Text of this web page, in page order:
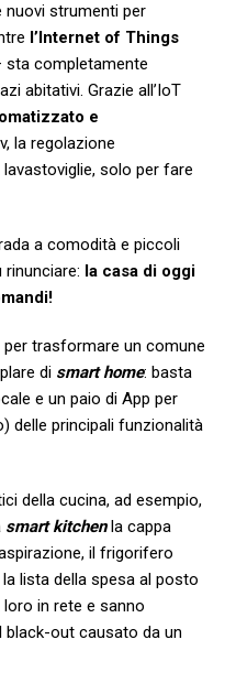
nuovi strumenti per
l’Internet of Things
sta completamente
abitativi. Grazie all’IoT
e
la regolazione
lavastoviglie, solo per fare
a comodità e piccoli
la casa di oggi
trasformare un comune
di smart home: basta
e un paio di App per
delle principali funzionalità
della cucina, ad esempio,
smart kitchenla cappa
il frigorifero
lista della spesa al posto
in rete e sanno
out causato da un